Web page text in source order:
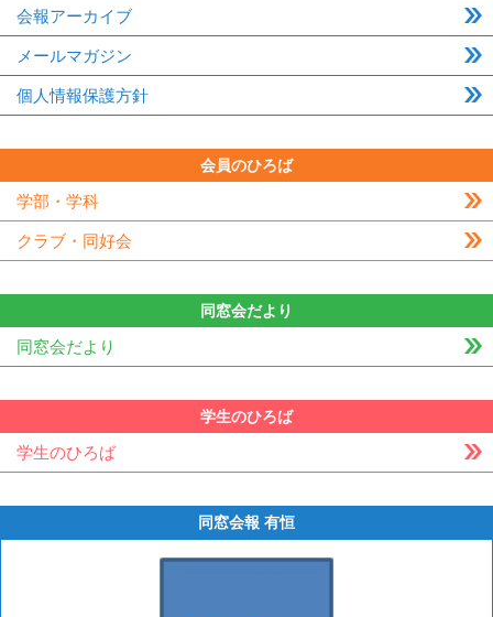
会報アーカイブ
メールマガジン
個人情報保護方針
会員のひろば
学部・学科
クラブ・同好会
同窓会だより
同窓会だより
学生のひろば
学生のひろば
同窓会報 有恒